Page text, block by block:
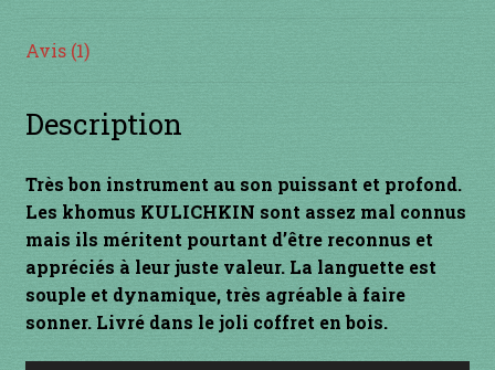
Liens
Mon Compte
Newsletter
Panier
par prix
Avis (1)
Description
Très bon instrument au son puissant et profond.
Les khomus KULICHKIN sont assez mal connus
mais ils méritent pourtant d’être reconnus et
appréciés à leur juste valeur. La languette est
souple et dynamique, très agréable à faire
sonner. Livré dans le joli coffret en bois.